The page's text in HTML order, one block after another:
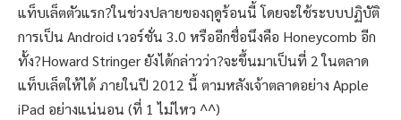
แท็บเล็ตตัวแรก?ในช่วงปลายของฤดูร้อนนี้ โดยจะใช้ระบบปฏิบัติ
การเป็น Android เวอร์ชั่น 3.0 หรืออีกชื่อนึงคือ Honeycomb อีก
ทั้ง?Howard Stringer ยังได้กล่าวว่า?จะขึ้นมาเป็นที่ 2 ในตลาด
แท็บเล็ตให้ได้ ภายในปี 2012 นี้ ตามหลังเจ้าตลาดอย่าง Apple
iPad อย่างแน่นอน (ที่ 1 ไม่ไหว ^^)